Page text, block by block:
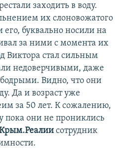
заходить в воду.
их слоновожатого
буквально носили на
за ними с момента их
Виктора стал сильным
недоверчивыми, даже
Видно, что они
Да и возраст уже
за 50 лет. К сожалению,
пока они не прониклись
сотрудник